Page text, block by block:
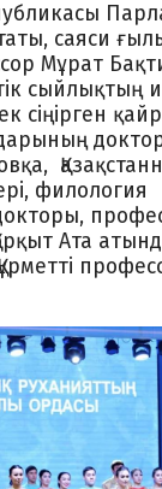
саяси
Мұрат
сыйлықтың
сіңірген
филология
Ата